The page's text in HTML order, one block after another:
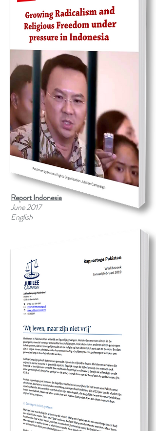
Report Indonesia
June 2017
English